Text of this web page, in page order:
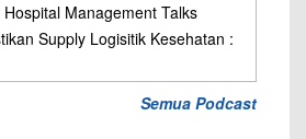
Hospital Management Talks
Supply Logisitik Kesehatan :
Semua Podcast